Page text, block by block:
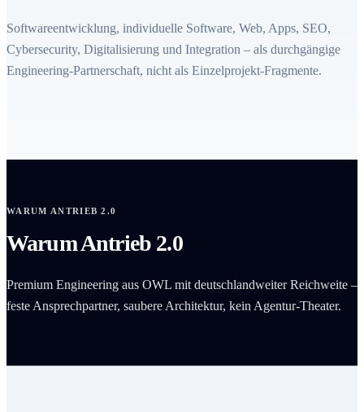
Softwareentwicklung, individuelle Software, Web, Apps, SEO,
Cybersecurity, Digitalisierung und Integration – als durchgängige
Engineering-Partnerschaft, nicht als Einzelprojekt-Fragmente.
WARUM ANTRIEB 2.0
Warum Antrieb 2.0
Premium Engineering aus OWL mit deutschlandweiter Reichweite –
feste Ansprechpartner, saubere Architektur, kein Agentur-Theater.